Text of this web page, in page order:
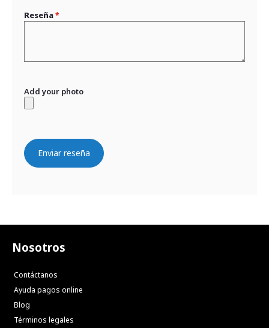
Reseña
Add your photo
Enviar reseña
Nosotros
Contáctanos
Ayuda pagos online
Blog
Términos legales